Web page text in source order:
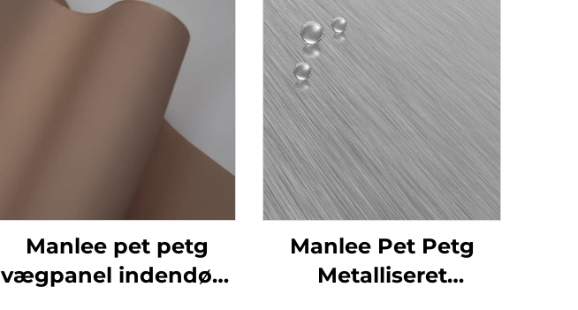
Manlee pet petg
vægpanel indendørs
Manlee Pet Petg
Metalliseret